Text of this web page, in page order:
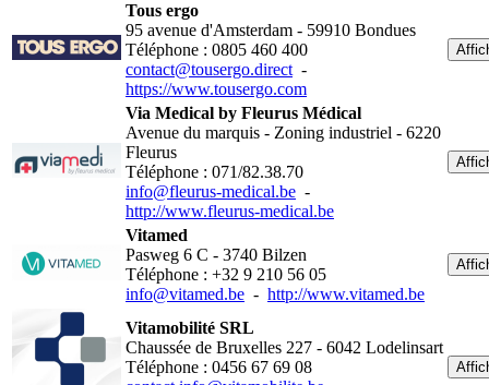
Tous ergo
95 avenue d'Amsterdam - 59910 Bondues
Téléphone : 0805 460 400
contact@tousergo.direct -
https://www.tousergo.com
Via Medical by Fleurus Médical
Avenue du marquis - Zoning industriel - 6220
Fleurus
Téléphone : 071/82.38.70
info@fleurus-medical.be -
http://www.fleurus-medical.be
Vitamed
Pasweg 6 C - 3740 Bilzen
Téléphone : +32 9 210 56 05
info@vitamed.be - http://www.vitamed.be
Vitamobilité SRL
Chaussée de Bruxelles 227 - 6042 Lodelinsart
Téléphone : 0456 67 69 08